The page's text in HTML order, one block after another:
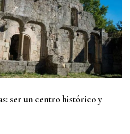
ser un centro histórico y